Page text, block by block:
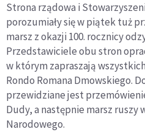
Strona rządowa i
porozumiały się w piątek tuż
marsz z okazji 100. rocznicy
Przedstawiciele obu stron
w którym zapraszają
Rondo Romana Dmowskiego.
przewidziane jest
Dudy, a następnie marsz ruszy
Narodowego.